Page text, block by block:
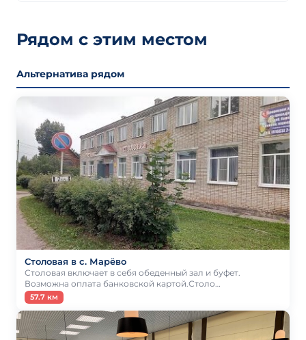
Рядом с этим местом
Альтернатива рядом
Столовая в с. Марёво
Столовая включает в себя обеденный зал и буфет.
Возможна оплата банковской картой.Столо…
57.7 км